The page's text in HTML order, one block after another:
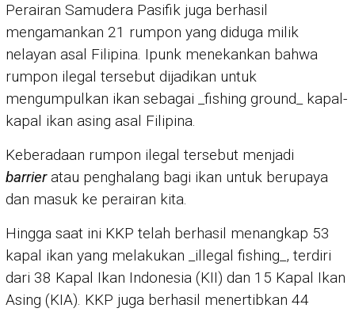
Perairan Samudera Pasifik juga berhasil
mengamankan 21 rumpon yang diduga milik
nelayan asal Filipina. Ipunk menekankan bahwa
rumpon ilegal tersebut dijadikan untuk
mengumpulkan ikan sebagai _fishing ground_ kapal-
kapal ikan asing asal Filipina.
Keberadaan rumpon ilegal tersebut menjadi
barrieratau penghalang bagi ikan untuk berupaya
dan masuk ke perairan kita.
Hingga saat ini KKP telah berhasil menangkap 53
kapal ikan yang melakukan _illegal fishing_, terdiri
dari 38 Kapal Ikan Indonesia (KII) dan 15 Kapal Ikan
Asing (KIA). KKP juga berhasil menertibkan 44